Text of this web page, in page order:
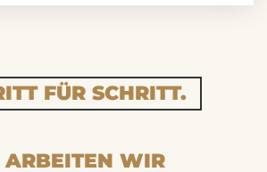
FÜR SCHRITT.
ARBEITEN WIR